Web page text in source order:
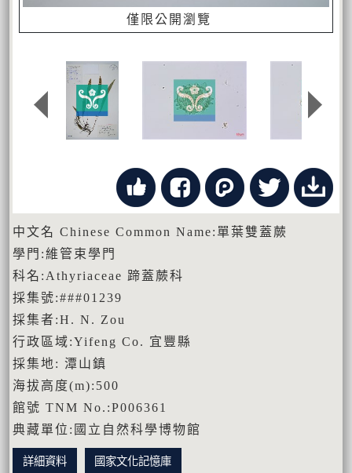
僅限公開瀏覽
中文名 Chinese Common Name:單葉雙蓋蕨
學門:維管束學門
科名:Athyriaceae 蹄蓋蕨科
採集號:###01239
採集者:H. N. Zou
行政區域:Yifeng Co. 宜豐縣
採集地: 潭山鎮
海拔高度(m):500
館號 TNM No.:P006361
典藏單位:國立自然科學博物館
詳細資料 國家文化記憶庫